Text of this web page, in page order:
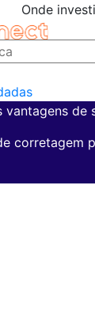
Onde
vantagens de
corretagem